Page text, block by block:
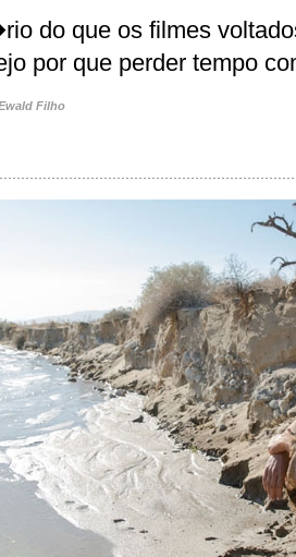
do que os filmes
por que perder tempo
Filho